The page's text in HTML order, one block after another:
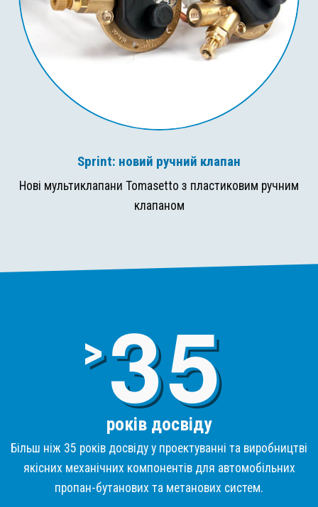
Sprint: новий ручний клапан
Нові мультиклапани Tomasetto з пластиковим ручним
клапаном
>3
років досвіду
Більш ніж 35 років досвіду у проектуванні та виробництві
якісних механічних компонентів для автомобільних
пропан-бутанових та метанових систем.